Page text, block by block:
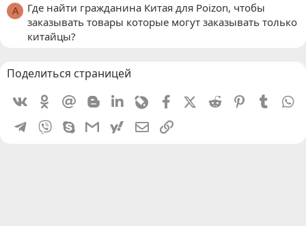
A
Где найти гражданина Китая для Poizon, чтобы
заказывать товары которые могут заказывать только
китайцы?
Поделиться страницей
VkontakteOdnoklassniki
Mail.ru BloggerLinkedin
LivejournalFacebookX (Twitter)
Reddit PinterestTumblr
Telegram
Viber SkypeGmailyahoomailЭлектронная почта